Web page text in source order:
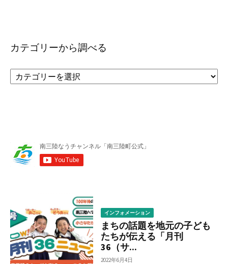
カテゴリーから調べる
カ
テ
ら
調
インフォメーション
まちの話題を地元の子ども
たちが伝える「月刊
36（サ...
2022年6月4日